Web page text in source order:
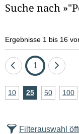
Suche nach
Ergebnisse 1 bis 16
Eine
zurück
Seite
1
Eine
vor
A
z
10Ergebnisse
25Ergebnisse
50 100
Filterauswahl